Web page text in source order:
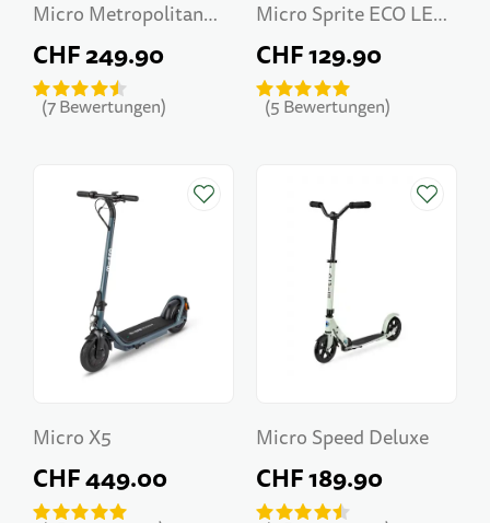
Micro Metropolitan
Deluxe
CHF 249.90
7Bewertungen
Micro Sprite ECO LED
Green
CHF 129.90
5 Bewertungen
Micro X5
CHF 449.00
Micro Speed Deluxe
CHF 189.90